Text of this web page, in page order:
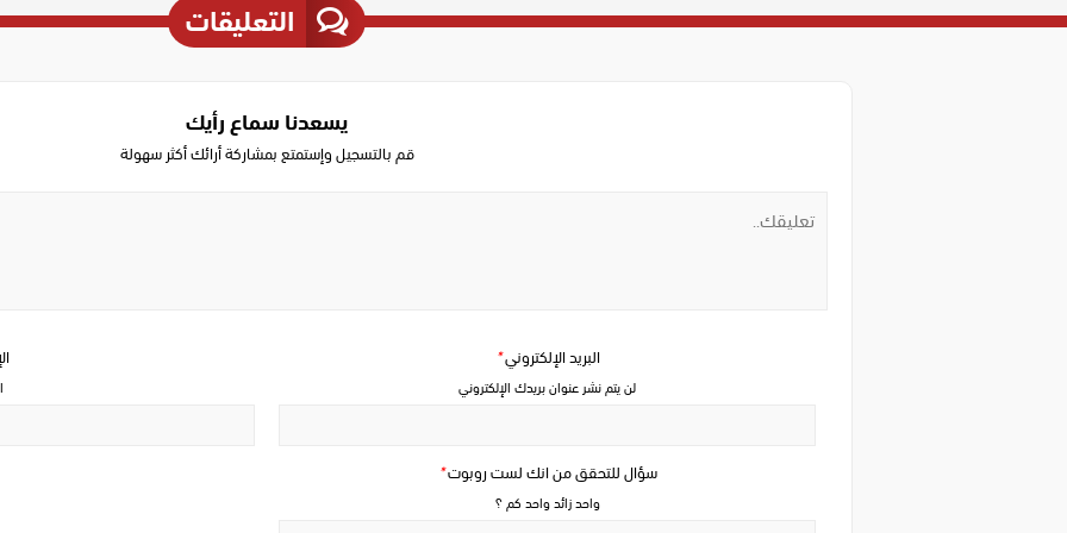
التعليقات
يسعدنا سماع رأيك
قم بالتسجيل وإستمتع بمشاركة أرائك أكثر سهولة
سؤال للتحقق من انك لست روبوت*
واحد زائد واحد كم ؟
البريد الإلكتروني*
لن يتم نشر عنوان بريدك الإلكتروني